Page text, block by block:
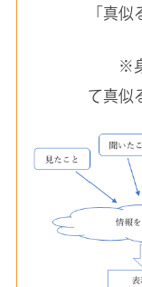
「真
※身
て真似